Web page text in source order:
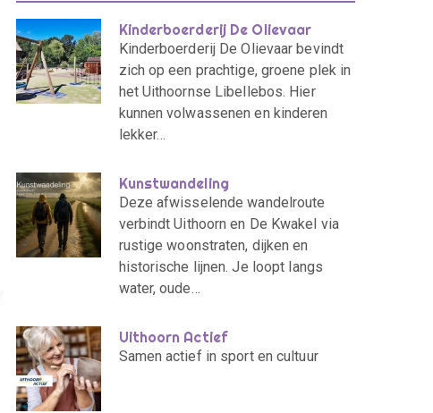
Kinderboerderij De Olievaar
Kinderboerderij De Olievaar bevindt
zich op een prachtige, groene plek in
het Uithoornse Libellebos. Hier
kunnen volwassenen en kinderen
lekker…
Kunstwandeling
Deze afwisselende wandelroute
verbindt Uithoorn en De Kwakel via
rustige woonstraten, dijken en
historische lijnen. Je loopt langs
water, oude…
Uithoorn Actief
Samen actief in sport en cultuur